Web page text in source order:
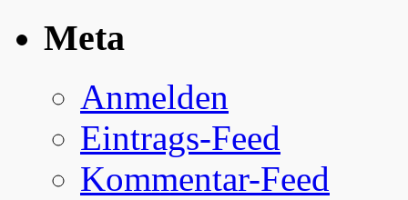
Meta
Anmelden
Eintrags-Feed
Kommentar-Feed